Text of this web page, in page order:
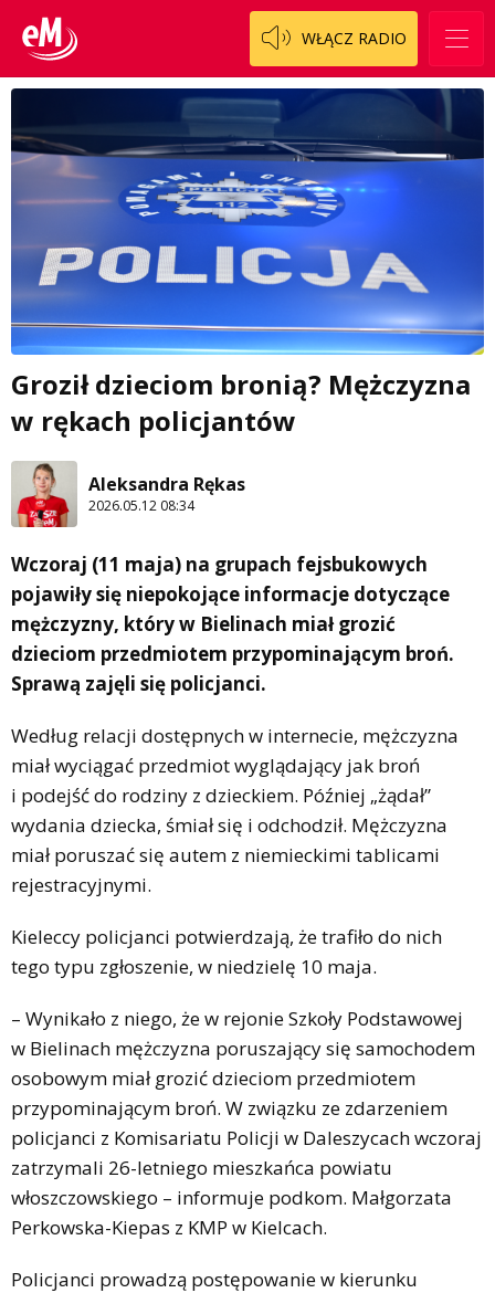
WŁĄCZ RADIO
Groził dzieciom bronią? Mężczyzna
w rękach policjantów
Aleksandra Rękas
2026.05.12 08:34
Wczoraj (11 maja) na grupach fejsbukowych
pojawiły się niepokojące informacje dotyczące
mężczyzny, który w Bielinach miał grozić
dzieciom przedmiotem przypominającym broń.
Sprawą zajęli się policjanci.
Według relacji dostępnych w internecie, mężczyzna
miał wyciągać przedmiot wyglądający jak broń
i podejść do rodziny z dzieckiem. Później „żądał”
wydania dziecka, śmiał się i odchodził. Mężczyzna
miał poruszać się autem z niemieckimi tablicami
rejestracyjnymi.
Kieleccy policjanci potwierdzają, że trafiło do nich
tego typu zgłoszenie, w niedzielę 10 maja.
– Wynikało z niego, że w rejonie Szkoły Podstawowej
w Bielinach mężczyzna poruszający się samochodem
osobowym miał grozić dzieciom przedmiotem
przypominającym broń. W związku ze zdarzeniem
policjanci z Komisariatu Policji w Daleszycach wczoraj
zatrzymali 26-letniego mieszkańca powiatu
włoszczowskiego – informuje podkom. Małgorzata
Perkowska-Kiepas z KMP w Kielcach.
Policjanci prowadzą postępowanie w kierunku